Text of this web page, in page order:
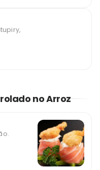
no Arroz